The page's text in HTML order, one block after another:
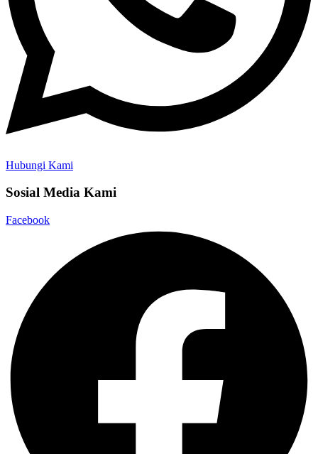
Hubungi Kami
Sosial Media Kami
Facebook